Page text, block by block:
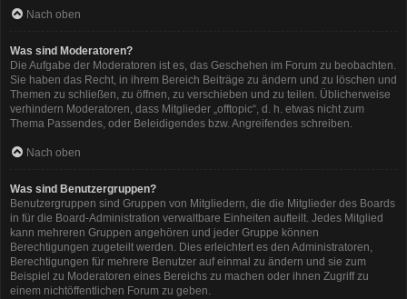
Nach oben
Was sind Moderatoren?
Die Aufgabe der Moderatoren ist es, das Geschehen im Forum zu beobachten.
Sie haben das Recht, in ihrem Bereich Beiträge zu ändern und zu löschen und
Themen zu schließen, zu öffnen, zu verschieben und zu teilen. Üblicherweise
verhindern Moderatoren, dass Mitglieder „offtopic“, d. h. etwas nicht zum
Thema Passendes, oder Beleidigendes bzw. Angreifendes schreiben.
Nach oben
Was sind Benutzergruppen?
Benutzergruppen sind Gruppen von Mitgliedern, die die Mitglieder des Boards
in für die Board-Administration verwaltbare Einheiten aufteilt. Jedes Mitglied
kann mehreren Gruppen angehören und jeder Gruppe können
Berechtigungen zugeteilt werden. Dies erleichtert es den Administratoren,
Berechtigungen für mehrere Benutzer auf einmal zu ändern und sie zum
Beispiel zu Moderatoren eines Bereichs zu machen oder ihnen Zugriff zu
einem nichtöffentlichen Forum zu geben.